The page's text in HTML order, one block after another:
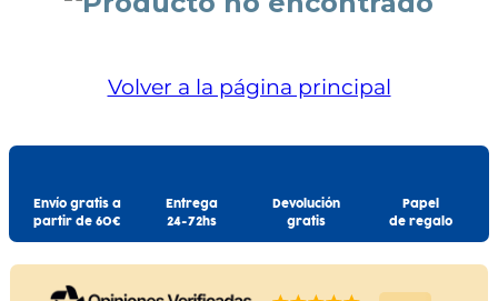
Volver a la página principal
Envío gratis a
partir de 60€
Entrega
24-72hs
Devolución
gratis
Papel
de regalo